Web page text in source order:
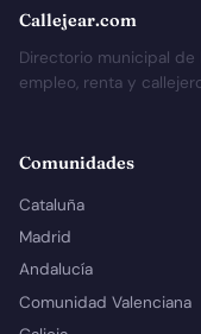
Callejear.com
Directorio municipal de
empleo, renta y
Comunidades
Cataluña
Madrid
Andalucía
Comunidad Valenciana